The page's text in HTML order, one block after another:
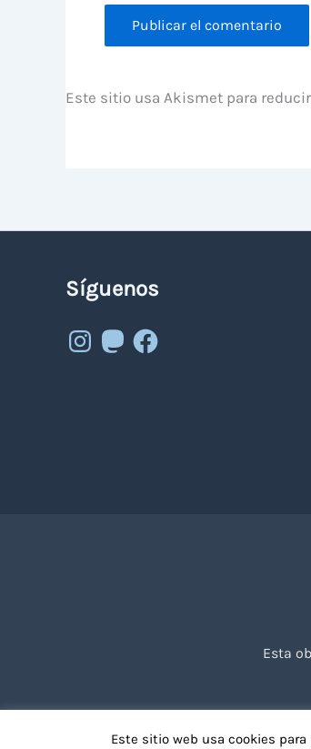
Este sitio usa Akismet para
Síguenos
Instagram
MastodonFacebook
Esta
Este sitio web usa cookies